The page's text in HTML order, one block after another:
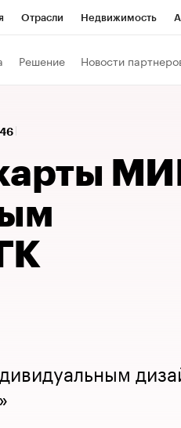
Отрасли Недвижимость
Бизнес
Решение Новости